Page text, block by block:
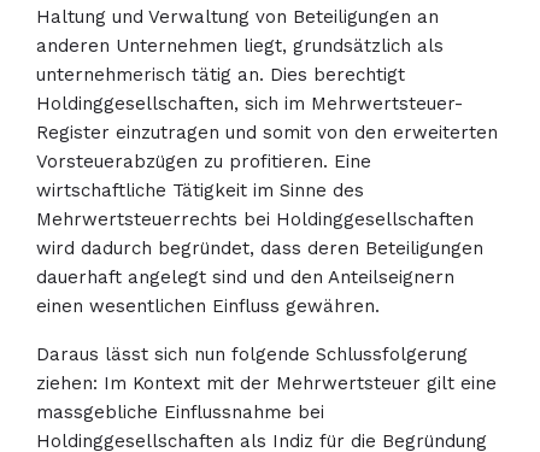
Haltung und Verwaltung von Beteiligungen an
anderen Unternehmen liegt, grundsätzlich als
unternehmerisch tätig an. Dies berechtigt
Holdinggesellschaften, sich im Mehrwertsteuer-
Register einzutragen und somit von den erweiterten
Vorsteuerabzügen zu profitieren. Eine
wirtschaftliche Tätigkeit im Sinne des
Mehrwertsteuerrechts bei Holdinggesellschaften
wird dadurch begründet, dass deren Beteiligungen
dauerhaft angelegt sind und den Anteilseignern
einen wesentlichen Einfluss gewähren.
Daraus lässt sich nun folgende Schlussfolgerung
ziehen: Im Kontext mit der Mehrwertsteuer gilt eine
massgebliche Einflussnahme bei
Holdinggesellschaften als Indiz für die Begründung